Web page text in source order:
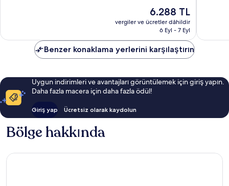
Güncel
fiyat:
6.288 TL
6.288 TL
vergiler ve ücretler dâhildir
6 Eyl - 7 Eyl
Benzer konaklama yerlerini karşılaştırın
Uygun indirimleri ve avantajları görüntülemek için giriş yapın.
Daha fazla macera için daha fazla ödül!
Giriş yap Ücretsiz olarak kaydolun
Bölge hakkında